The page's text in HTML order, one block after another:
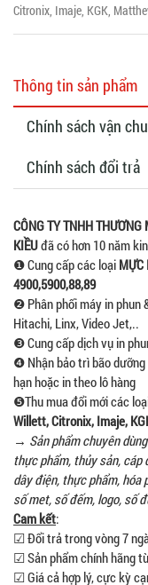
Citronix, Imaje, KGK,
Thông tin sản phẩm
Chính sách vận
Chính sách đổi trả
CÔNG TY TNHH THƯƠNG
KIỀUđã có hơn 10 năm
❶ Cung cấp các loại MỰC
4900,5900,88,89
❷ Phân phối máy in phun
Hitachi, Linx, Video Jet,..
❸ Cung cấp dịch vụ in
❹ Nhận bảo trì bão
hạn hoặc in theo lô hàng
❺Thu mua đổi mới các
Willett, Citronix, Imaje,
→ Sản phẩm chuyên
thực phẩm, thủy sản, cáp
dây điện, thực phẩm, hóa
số met, số đếm, logo, số
Cam kết:
☑ Đổi trả trong vòng 7
☑ Sản phẩm chính hãng
☑ Giá cả hợp lý, cực kỳ